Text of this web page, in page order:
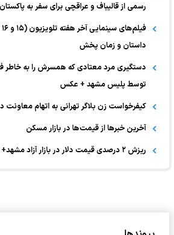
رسمی از قالیباف و عراقچی برای سفر به پاکستان
داستان و زمان پخش
دستگیری مرد معتادی که همسرش را به خاطر
توسط پلیس مشهد + عکس
کیفرخواست زن بلاگر تهرانی به اتهام
آخرین خبر‌ها از قیمت‌ها در بازار مسکن
ریزش ۲ درصدی قیمت دلار در بازار آزاد مشهد+ علت